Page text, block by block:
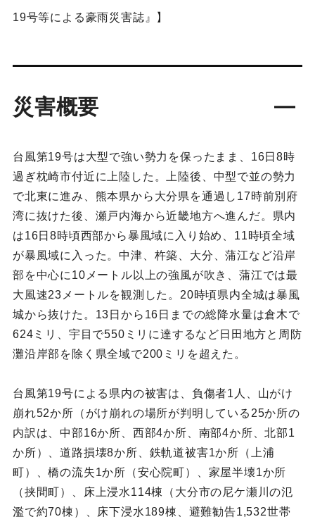
19号等による豪雨災害誌』】
災害概要
台風第19号は大型で強い勢力を保ったまま、16日8時
過ぎ枕崎市付近に上陸した。上陸後、中型で並の勢力
で北東に進み、熊本県から大分県を通過し17時前別府
湾に抜けた後、瀬戸内海から近畿地方へ進んだ。県内
は16日8時頃西部から暴風域に入り始め、11時頃全域
が暴風域に入った。中津、杵築、大分、蒲江など沿岸
部を中心に10メートル以上の強風が吹き、蒲江では最
大風速23メートルを観測した。20時頃県内全城は暴風
城から抜けた。13日から16日までの総降水量は倉木で
624ミリ、宇目で550ミリに達するなど日田地方と周防
灘沿岸部を除く県全域で200ミリを超えた。
台風第19号による県内の被害は、負傷者1人、山がけ
崩れ52か所（がけ崩れの場所が判明している25か所の
内訳は、中部16か所、西部4か所、南部4か所、北部1
か所）、道路損壊8か所、鉄軌道被害1か所（上浦
町）、橋の流失1か所（安心院町）、家屋半壊1か所
（挟間町）、床上浸水114棟（大分市の尼ケ瀬川の氾
濫で約70棟）、床下浸水189棟、避難勧告1,532世帯